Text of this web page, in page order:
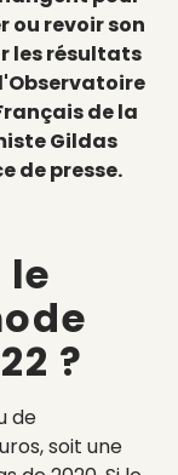
ou revoir son
les résultats
de la
Gildas
de presse.
?
de
soit une